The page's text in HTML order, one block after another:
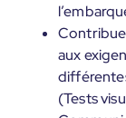
aux
(Tests